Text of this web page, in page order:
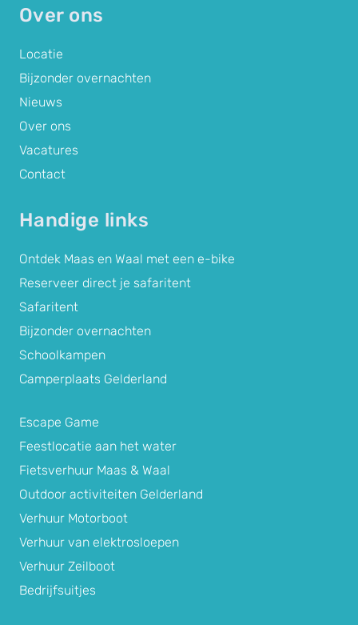
Over ons
Locatie
Bijzonder overnachten
Nieuws
Over ons
Vacatures
Contact
Handige links
Ontdek Maas en Waal met een e-bike
Reserveer direct je safaritent
Safaritent
Bijzonder overnachten
Schoolkampen
Camperplaats Gelderland
Escape Game
Feestlocatie aan het water
Fietsverhuur Maas & Waal
Outdoor activiteiten Gelderland
Verhuur Motorboot
Verhuur van elektrosloepen
Verhuur Zeilboot
Bedrijfsuitjes